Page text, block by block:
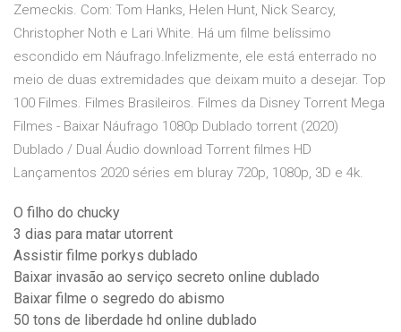
Zemeckis. Com: Tom Hanks, Helen Hunt, Nick Searcy,
Christopher Noth e Lari White. Há um filme belíssimo
escondido em Náufrago.Infelizmente, ele está enterrado no
meio de duas extremidades que deixam muito a desejar. Top
100 Filmes. Filmes Brasileiros. Filmes da Disney Torrent Mega
Filmes - Baixar Náufrago 1080p Dublado torrent (2020)
Dublado / Dual Áudio download Torrent filmes HD
Lançamentos 2020 séries em bluray 720p, 1080p, 3D e 4k.
O filho do chucky
3 dias para matar utorrent
Assistir filme porkys dublado
Baixar invasão ao serviço secreto online dublado
Baixar filme o segredo do abismo
50 tons de liberdade hd online dublado